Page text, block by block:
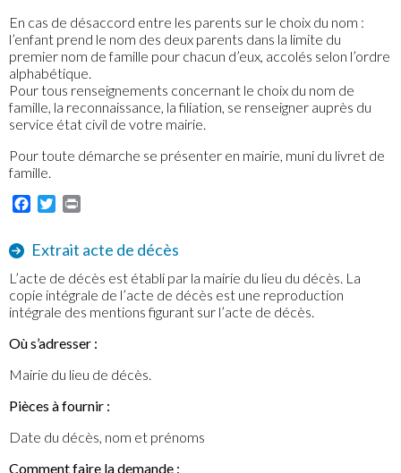
En cas de désaccord entre les parents sur le choix du nom :
l’enfant prend le nom des deux parents dans la limite du
premier nom de famille pour chacun d’eux, accolés selon l’ordre
alphabétique.
Pour tous renseignements concernant le choix du nom de
famille, la reconnaissance, la filiation, se renseigner auprès du
service état civil de votre mairie.
Pour toute démarche se présenter en mairie, muni du livret de
famille.
Facebook
Twitter
Extrait acte de décès
L’acte de décès est établi par la mairie du lieu du décès. La
copie intégrale de l’acte de décès est une reproduction
intégrale des mentions figurant sur l’acte de décès.
Où s’adresser :
Mairie du lieu de décès.
Pièces à fournir :
Date du décès, nom et prénoms
Comment faire la demande :